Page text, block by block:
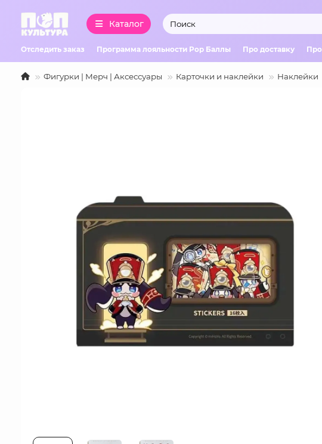
Каталог
Отследить заказ Программа лояльности Pop Баллы Про доставку
Фигурки | Мерч | Аксессуары Карточки и наклейки Наклейки